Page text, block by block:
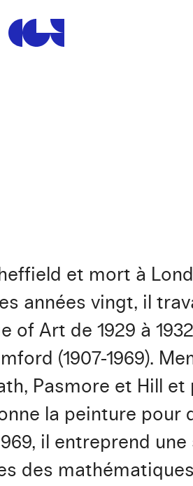
Centre de la Gravure et
et mort à
années vingt, il
of Art de 1929 à
(1907-1969).
Pasmore et Hill
la peinture
il entreprend
des